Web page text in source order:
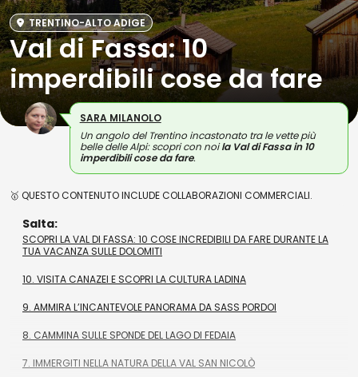
TRENTINO-ALTO ADIGE
Val di Fassa: 10
imperdibili cose da fare
SARA MILANOLO
Un angolo del Trentino incastonato tra le vette più
belle delle Alpi: scopri con noila Val di Fassa in 10
imperdibili cose da fare.
🥇 QUESTO CONTENUTO INCLUDE COLLABORAZIONI COMMERCIALI.
Salta:
SCOPRI LA VAL DI FASSA: 10 COSE INCREDIBILI DA FARE DURANTE LA
TUA VACANZA SULLE DOLOMITI
10. VISITA CANAZEI E SCOPRI LA CULTURA LADINA
9. AMMIRA L’INCANTEVOLE PANORAMA DA SASS PORDOI
8. CAMMINA SULLE SPONDE DEL LAGO DI FEDAIA
7. IMMERGITI NELLA NATURA DELLA VAL SAN NICOLÒ